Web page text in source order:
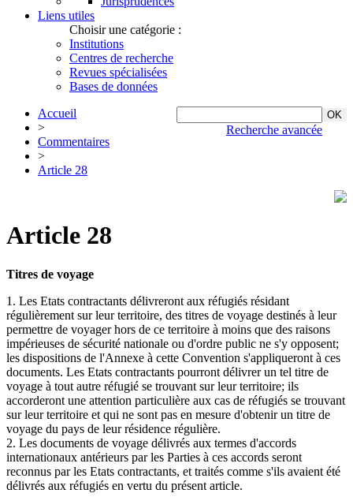
Liens utiles
Choisir une catégorie :
Institutions
Centres de recherche
Revues spécialisées
Bases de données
Recherche avancée
Accueil
>
Commentaires
>
Article 28
Article 28
Titres de voyage
1. Les Etats contractants délivreront aux réfugiés résidant
régulièrement sur leur territoire, des titres de voyage destinés à leur
permettre de voyager hors de ce territoire à moins que des raisons
impérieuses de sécurité nationale ou d'ordre public ne s'y opposent;
les dispositions de l'Annexe à cette Convention s'appliqueront à ces
documents. Les Etats contractants pourront délivrer un tel titre de
voyage à tout autre réfugié se trouvant sur leur territoire; ils
accorderont une attention particulière aux cas de réfugiés se trouvant
sur leur territoire et qui ne sont pas en mesure d'obtenir un titre de
voyage du pays de leur résidence régulière.
2. Les documents de voyage délivrés aux termes d'accords
internationaux antérieurs par les Parties à ces accords seront
reconnus par les Etats contractants, et traités comme s'ils avaient été
délivrés aux réfugiés en vertu du présent article.